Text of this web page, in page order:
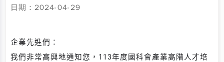
日期：2024-04-29
企業先進們：
我們非常高興地通知您，113年度國科會產業高階人才培